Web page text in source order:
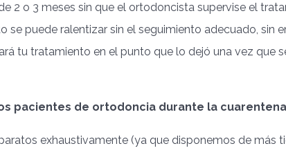
2 o 3 meses sin que el ortodoncista supervise el
se puede ralentizar sin el seguimiento adecuado, sin
tu tratamiento en el punto que lo dejó una vez que
pacientes de ortodoncia durante la
exhaustivamente (ya que disponemos de más